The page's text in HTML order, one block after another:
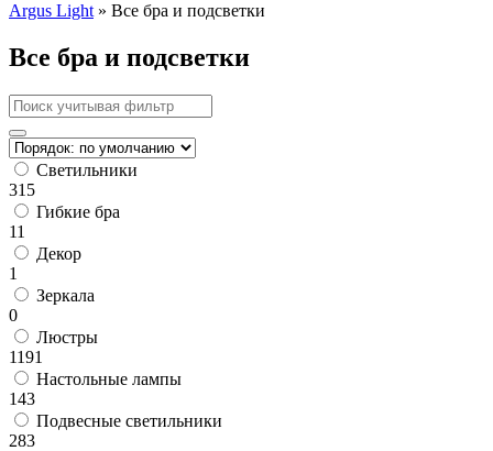
Argus Light » Все бра и подсветки
Все бра и подсветки
Cветильники
315
Гибкие бра
11
Декор
1
Зеркала
0
Люстры
1191
Настольные лампы
143
Подвесные светильники
283